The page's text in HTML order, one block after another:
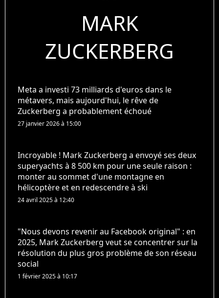
MARK
ZUCKERBERG
Meta a investi 73 milliards d'euros dans le
métavers, mais aujourd'hui, le rêve de
Zuckerberg a probablement échoué
27 janvier 2026 à 15:00
Incroyable ! Mark Zuckerberg a envoyé ses deux
superyachts à 8 500 km pour une seule raison :
monter au sommet d'une montagne en
hélicoptère et en redescendre à ski
24 avril 2025 à 12:40
"Nous devons revenir au Facebook original" : en
2025, Mark Zuckerberg veut se concentrer sur la
résolution du plus gros problème de son réseau
social
1 février 2025 à 10:17